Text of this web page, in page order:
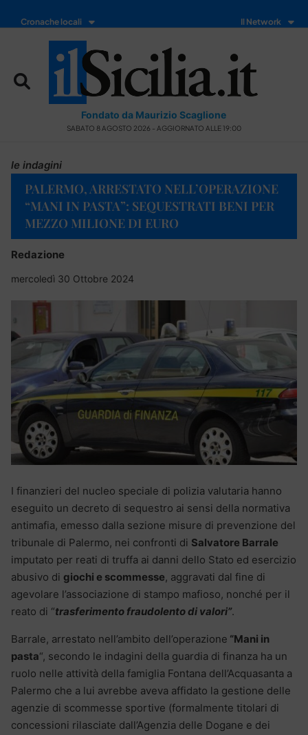
Cronache locali Il Network
Fondato da Maurizio Scaglione
SABATO 8 AGOSTO 2026 - AGGIORNATO ALLE 19:00
le indagini
PALERMO, ARRESTATO NELL’OPERAZIONE
“MANI IN PASTA”: SEQUESTRATI BENI PER
MEZZO MILIONE DI EURO
Redazione
mercoledì 30 Ottobre 2024
I finanzieri del nucleo speciale di polizia valutaria hanno
eseguito un decreto di sequestro ai sensi della normativa
antimafia, emesso dalla sezione misure di prevenzione del
tribunale di Palermo, nei confronti di Salvatore Barrale
imputato per reati di truffa ai danni dello Stato ed esercizio
abusivo di giochi e scommesse, aggravati dal fine di
agevolare l’associazione di stampo mafioso, nonché per il
reato di “trasferimento fraudolento di valori”.
Barrale, arrestato nell’ambito dell’operazione “Mani in
pasta“, secondo le indagini della guardia di finanza ha un
ruolo nelle attività della famiglia Fontana dell’Acquasanta a
Palermo che a lui avrebbe aveva affidato la gestione delle
agenzie di scommesse sportive (formalmente titolari di
concessioni rilasciate dall’Agenzia delle Dogane e dei